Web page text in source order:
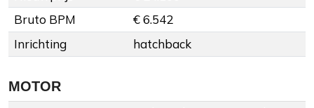
Bruto BPM
€ 6.542
Inrichting
hatchback
MOTOR